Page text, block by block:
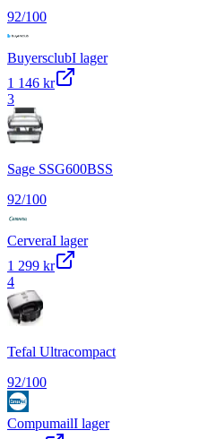
92/100
BuyersclubI lager
1 146 kr
3
Sage SSG600BSS
92/100
CerveraI lager
1 299 kr
4
Tefal Ultracompact
92/100
CompumailI lager